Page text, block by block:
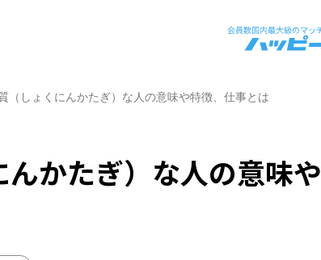
（しょくにんかたぎ）な人の意味や特徴、仕事とは
かたぎ）な人の意味や